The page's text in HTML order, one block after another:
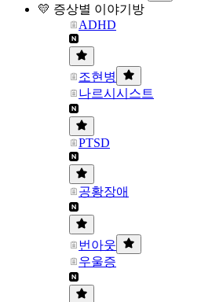
💛 증상별 이야기방
ADHD
조현병
나르시시스트
PTSD
공황장애
번아웃
우울증